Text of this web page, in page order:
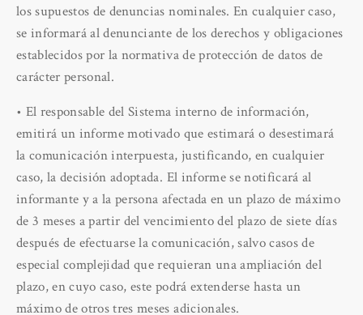
los supuestos de denuncias nominales. En cualquier caso,
se informará al denunciante de los derechos y obligaciones
establecidos por la normativa de protección de datos de
carácter personal.
• El responsable del Sistema interno de información,
emitirá un informe motivado que estimará o desestimará
la comunicación interpuesta, justificando, en cualquier
caso, la decisión adoptada. El informe se notificará al
informante y a la persona afectada en un plazo de máximo
de 3 meses a partir del vencimiento del plazo de siete días
después de efectuarse la comunicación, salvo casos de
especial complejidad que requieran una ampliación del
plazo, en cuyo caso, este podrá extenderse hasta un
máximo de otros tres meses adicionales.